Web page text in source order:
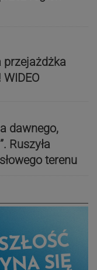
przejażdżka
dawnego,
Ruszyła
terenu